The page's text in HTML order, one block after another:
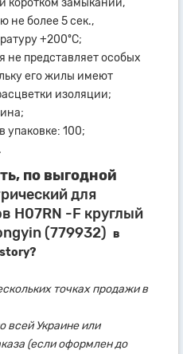
не более 5 сек.,
+200ºС;
не представляет особых
его жилы имеют
изоляции;
упаковке: 100;
по выгодной
для
H07RN -F круглый
(779932) в
точках продажи в
всей Украине или
(если оформлен до